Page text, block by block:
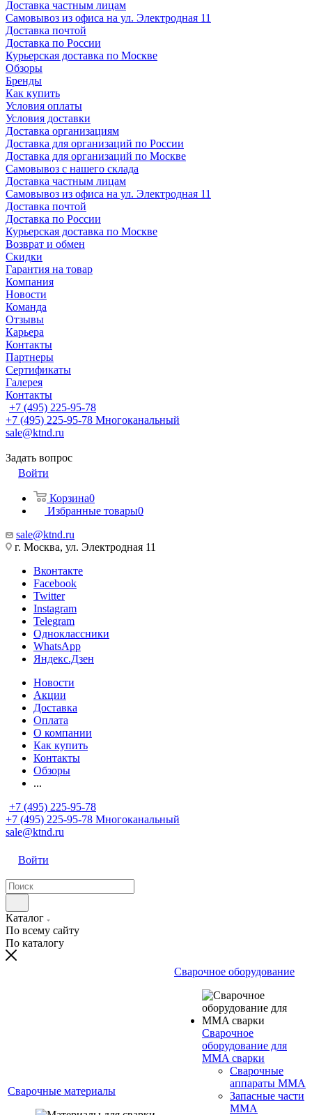
Доставка частным лицам
Самовывоз из офиса на ул. Электродная 11
Доставка почтой
Доставка по России
Курьерская доставка по Москве
Обзоры
Бренды
Как купить
Условия оплаты
Условия доставки
Доставка организациям
Доставка для организаций по России
Доставка для организаций по Москве
Самовывоз с нашего склада
Доставка частным лицам
Самовывоз из офиса на ул. Электродная 11
Доставка почтой
Доставка по России
Курьерская доставка по Москве
Возврат и обмен
Скидки
Гарантия на товар
Компания
Новости
Команда
Отзывы
Карьера
Контакты
Партнеры
Сертификаты
Галерея
Контакты
+7 (495) 225-95-78
+7 (495) 225-95-78 Многоканальный
sale@ktnd.ru
Задать вопрос
Войти
Корзина0
Избранные товары0
sale@ktnd.ru
г. Москва, ул. Электродная 11
Вконтакте
Facebook
Twitter
Instagram
Telegram
Одноклассники
WhatsApp
Яндекс.Дзен
Новости
Акции
Доставка
Оплата
О компании
Как купить
Контакты
Обзоры
...
+7 (495) 225-95-78
+7 (495) 225-95-78 Многоканальный
sale@ktnd.ru
Войти
Каталог
По всему сайту
По каталогу
Сварочные материалы
Сварочное оборудование
Сварочное
оборудование для
MMA сварки
Сварочные
аппараты MMA
Запасные части
MMA